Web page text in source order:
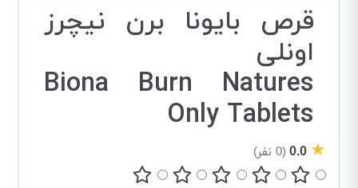
قرص بایونا برن نیچرز
اونلی
Biona Burn Natures
Only Tablets
★
0.0 (0 نفر)